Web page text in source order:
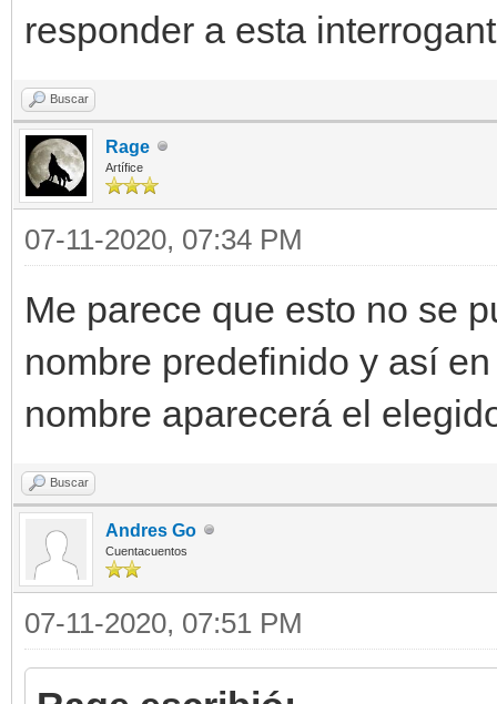
responder a esta
Buscar
Rage
Artífice
07-11-2020, 07:34 PM
Me parece que esto no se
nombre predefinido y así
nombre aparecerá el
Buscar
Andres Go
Cuentacuentos
07-11-2020, 07:51 PM